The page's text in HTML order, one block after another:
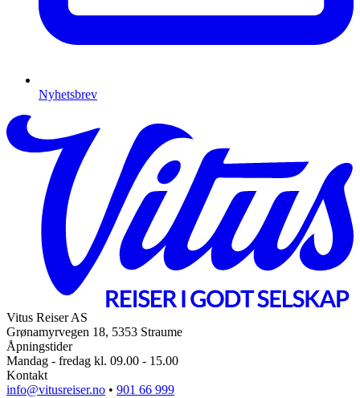
Nyhetsbrev
Vitus Reiser AS
Grønamyrvegen 18, 5353 Straume
Åpningstider
Mandag - fredag kl. 09.00 - 15.00
Kontakt
info@vitusreiser.no • 901 66 999